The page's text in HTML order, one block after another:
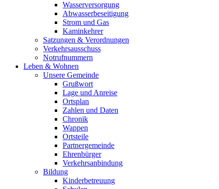
Wasserversorgung
Abwasserbeseitigung
Strom und Gas
Kaminkehrer
Satzungen & Verordnungen
Verkehrsausschuss
Notrufnummern
Leben & Wohnen
Unsere Gemeinde
Grußwort
Lage und Anreise
Ortsplan
Zahlen und Daten
Chronik
Wappen
Ortsteile
Partnergemeinde
Ehrenbürger
Verkehrsanbindung
Bildung
Kinderbetreuung